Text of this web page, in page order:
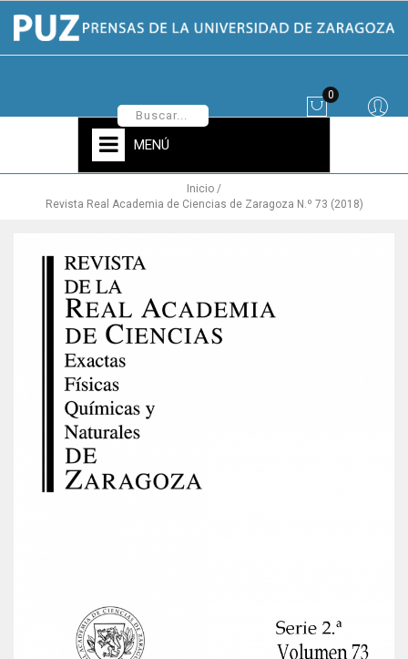
0
MENÚ
Inicio
Revista Real Academia de Ciencias de Zaragoza N.º 73 (2018)